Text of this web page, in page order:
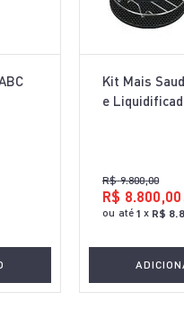
Kit Mais
e
R$ 9.800,00
R$ 8.800,00
ou até 1 x R$ 8.